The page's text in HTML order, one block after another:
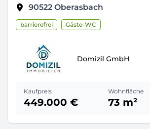
90522 Oberasbach
barrierefrei Gäste-WC
Domizil GmbH
Kaufpreis
449.000 €
Wohnfläche
73 m²